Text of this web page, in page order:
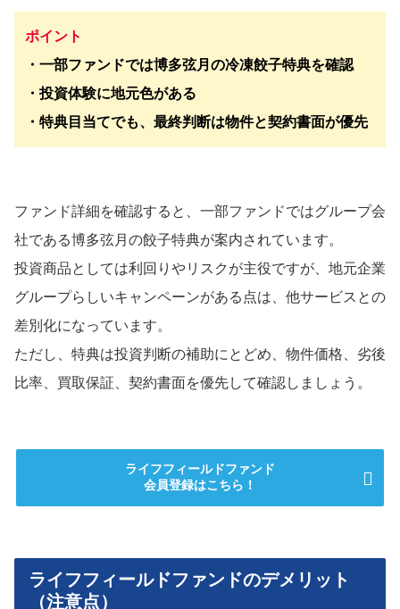
ポイント
・一部ファンドでは博多弦月の冷凍餃子特典を確認
・投資体験に地元色がある
・特典目当てでも、最終判断は物件と契約書面が優先
ファンド詳細を確認すると、一部ファンドではグループ会
社である博多弦月の餃子特典が案内されています。
投資商品としては利回りやリスクが主役ですが、地元企業
グループらしいキャンペーンがある点は、他サービスとの
差別化になっています。
ただし、特典は投資判断の補助にとどめ、物件価格、劣後
比率、買取保証、契約書面を優先して確認しましょう。
ライフフィールドファンド
会員登録はこちら！
ライフフィールドファンドのデメリット
（注意点）